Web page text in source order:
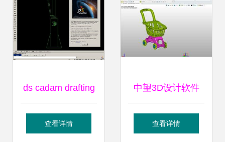
ds cadam drafting
官方版下载 cad草
查看详情
中望3D设计软件
高效产品三维CAD
查看详情